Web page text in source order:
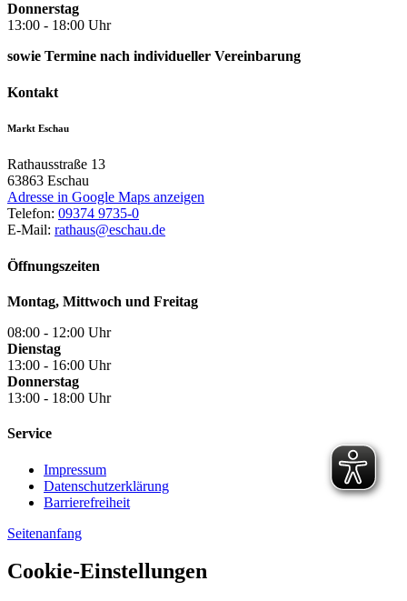
Donnerstag
13:00 - 18:00 Uhr
sowie Termine nach individueller Vereinbarung
Kontakt
Markt Eschau
Rathausstraße 13
63863 Eschau
Adresse in Google Maps anzeigen
Telefon: 09374 9735-0
E-Mail: rathaus@eschau.de
Öffnungszeiten
Montag, Mittwoch und Freitag
08:00 - 12:00 Uhr
Dienstag
13:00 - 16:00 Uhr
Donnerstag
13:00 - 18:00 Uhr
Service
Impressum
Datenschutzerklärung
Barrierefreiheit
Seitenanfang
Cookie-Einstellungen